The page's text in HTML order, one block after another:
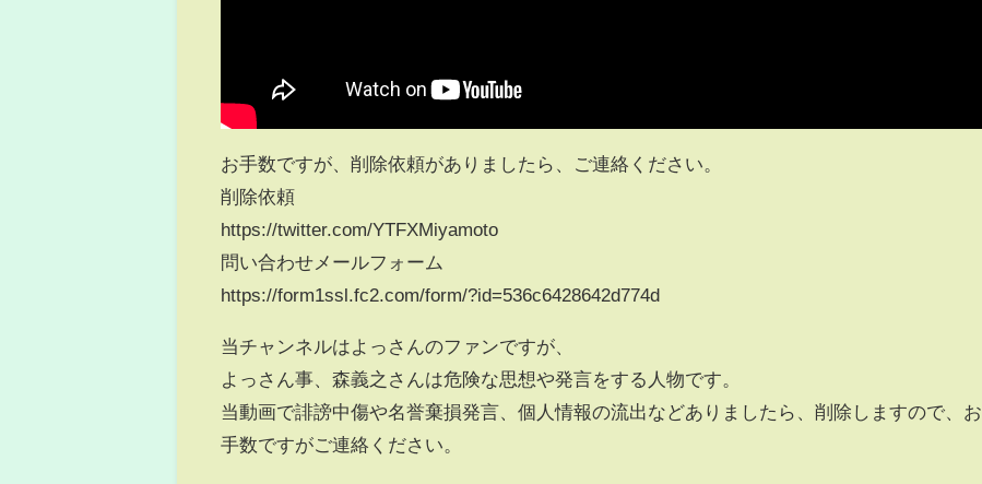
お手数ですが、削除依頼がありましたら、ご連絡ください。
削除依頼
https://twitter.com/YTFXMiyamoto
問い合わせメールフォーム
https://form1ssl.fc2.com/form/?id=536c6428642d774d
当チャンネルはよっさんのファンですが、
よっさん事、森義之さんは危険な思想や発言をする人物です。
当動画で誹謗中傷や名誉棄損発言、個人情報の流出などありましたら、削除しますので、お
手数ですがご連絡ください。